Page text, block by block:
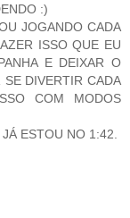
:)
JOGANDO CADA
ISSO QUE EU
E DEIXAR O
DIVERTIR CADA
COM MODOS
ESTOU NO 1:42.